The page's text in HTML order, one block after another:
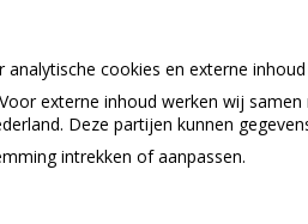
cookies en externe
externe inhoud werken wij
Deze partijen kunnen
intrekken of aanpassen.